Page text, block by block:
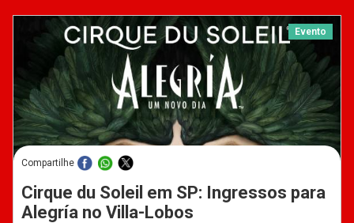
Evento
Compartilhe
Cirque du Soleil em SP: Ingressos para
Alegría no Villa-Lobos